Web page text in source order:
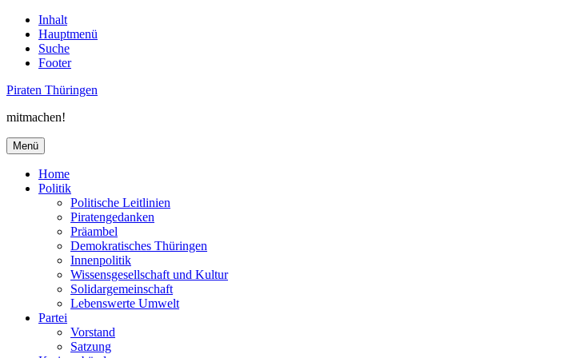
Inhalt
Hauptmenü
Suche
Footer
Piraten Thüringen
mitmachen!
Menü
Home
Politik
Politische Leitlinien
Piratengedanken
Präambel
Demokratisches Thüringen
Innenpolitik
Wissensgesellschaft und Kultur
Solidargemeinschaft
Lebenswerte Umwelt
Partei
Vorstand
Satzung